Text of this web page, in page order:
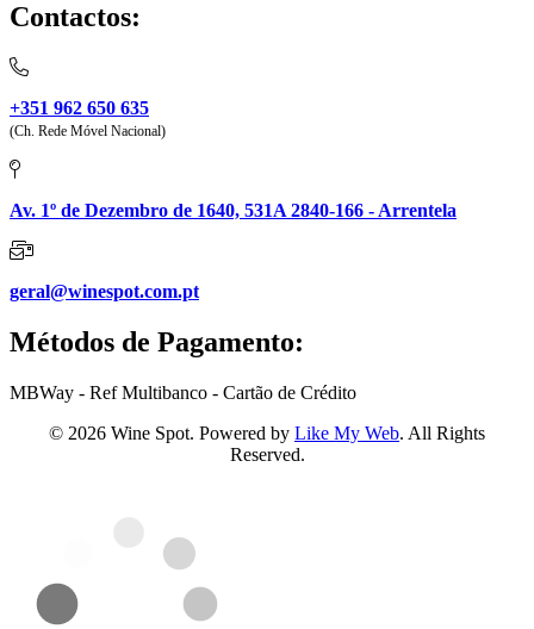
Contactos:
+351 962 650 635
(Ch. Rede Móvel Nacional)
Av. 1º de Dezembro de 1640, 531A 2840-166 - Arrentela
geral@winespot.com.pt
Métodos de Pagamento:
MBWay - Ref Multibanco - Cartão de Crédito
© 2026 Wine Spot. Powered by Like My Web. All Rights
Reserved.